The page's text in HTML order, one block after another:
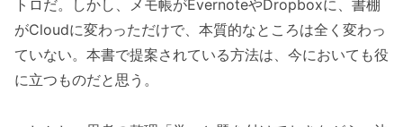
トロだ。しかし、メモ帳がEvernoteやDropboxに、書棚
がCloudに変わっただけで、本質的なところは全く変わっ
ていない。本書で提案されている方法は、今においても役
に立つものだと思う。